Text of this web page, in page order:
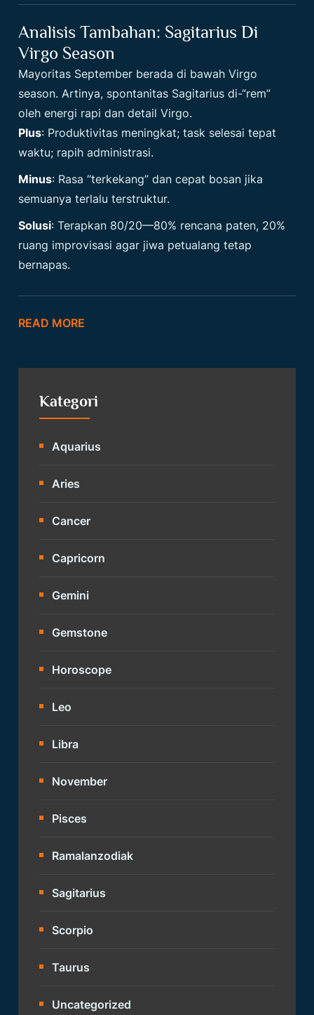
Analisis Tambahan: Sagitarius Di
Virgo Season
Mayoritas September berada di bawah Virgo
season. Artinya, spontanitas Sagitarius di-“rem”
oleh energi rapi dan detail Virgo.
Plus: Produktivitas meningkat; task selesai tepat
waktu; rapih administrasi.
Minus: Rasa “terkekang” dan cepat bosan jika
semuanya terlalu terstruktur.
Solusi: Terapkan 80/20—80% rencana paten, 20%
ruang improvisasi agar jiwa petualang tetap
bernapas.
READ MORE
Kategori
Aquarius
Aries
Cancer
Capricorn
Gemini
Gemstone
Horoscope
Leo
Libra
November
Pisces
Ramalanzodiak
Sagitarius
Scorpio
Taurus
Uncategorized